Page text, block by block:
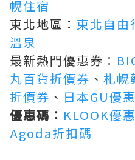
幌住宿
東北地區： 東北自由
溫泉
最新熱門優惠券：
丸百貨折價券 、 札幌
折價券 、 日本GU優
優惠碼： KLOOK優
Agoda折扣碼